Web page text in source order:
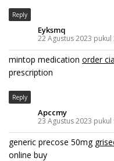
Reply
Eyksmq
22 Agustus 2023 pukul
mintop medication order
prescription
Reply
Apccmy
23 Agustus 2023 pukul
generic precose 50mg
online buy